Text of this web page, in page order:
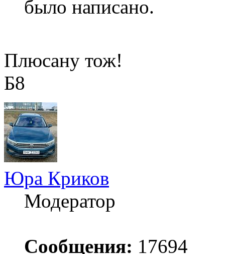
было написано.
Плюсану тож!
Б8
Юра Криков
Модератор
Сообщения: 17694